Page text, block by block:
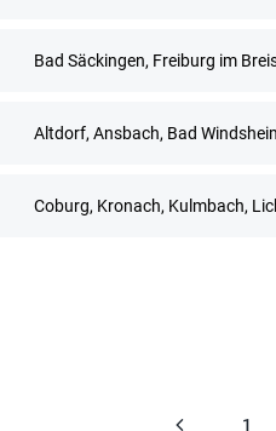
Coburg, Kronach, Kulmbach,
1